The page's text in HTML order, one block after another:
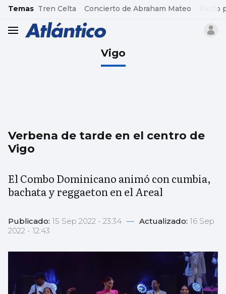
common.go-to-content
Temas Tren Celta Concierto de Abraham Mateo Pacto
header.menu.open
Vigo
Verbena de tarde en el centro de
Vigo
El Combo Dominicano animó con cumbia,
bachata y reggaeton en el Areal
Publicado: 15 Sep 2022 - 23:34 — Actualizado: 16 Sep
2022 - 12:43